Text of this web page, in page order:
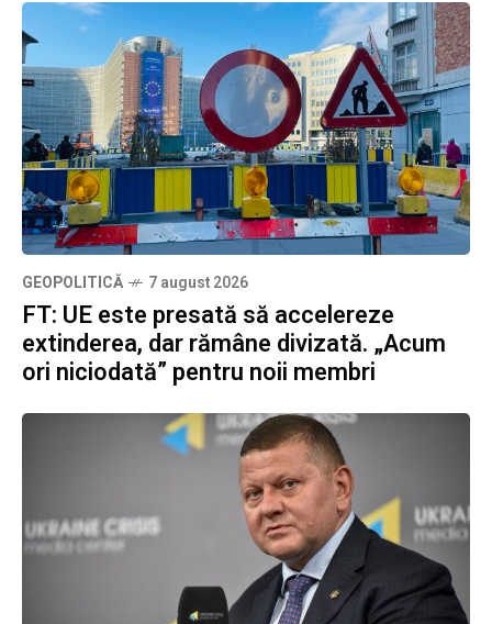
GEOPOLITICĂ 7 august 2026
FT: UE este presată să accelereze
extinderea, dar rămâne divizată. „Acum
ori niciodată” pentru noii membri